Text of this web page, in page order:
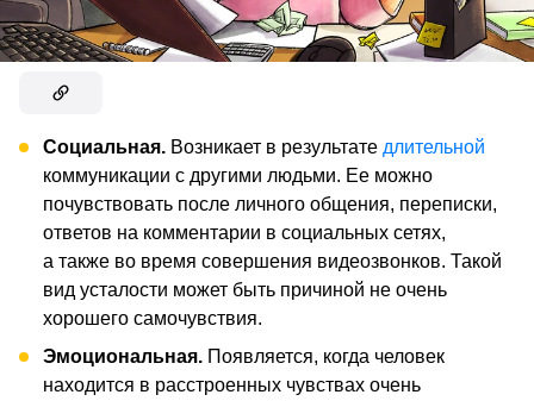
Социальная. Возникает в результате длительной
коммуникации с другими людьми. Ее можно
почувствовать после личного общения, переписки,
ответов на комментарии в социальных сетях,
а также во время совершения видеозвонков. Такой
вид усталости может быть причиной не очень
хорошего самочувствия.
Эмоциональная. Появляется, когда человек
находится в расстроенных чувствах очень